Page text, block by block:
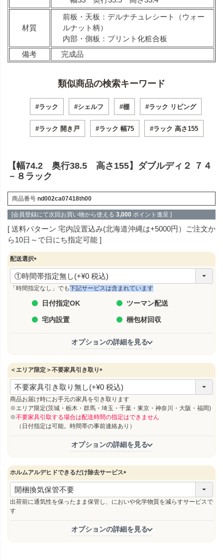
材質
前板・天板：デルナチュレシート（ウォー
ルナット柄）
内部・側板：プリント化粧合板
備考
完成品
類似商品の検索キーワード
#ラック #シェルフ #棚 #ラック リビング
#ラック 開き戸 #ラック 幅75 #ラック 高さ155
【幅74.2 奥行38.5 高さ155】ダブルディ２ ７４
－８ラック
商品番号 nd002ca07418th00
[会員登録にて次回お買い物から使える 3,000 ポイント進呈 ]
送料パターン 宅内設置込み(北海道沖縄は+5000円）ご注文か
ら10日～で日にち指定可能
配送選択
(
必
須
「時間指定なし」でも下記サービスは含まれています
日付指定OK ツーマン配送
宅内設置 梱包材回収
オプションの詳細を見る
＜エリア限定＞不要家具引き取り
(
必
須
商品お届け時にお手元の家具を引き取ります
※エリア限定(茨城・栃木・群馬・埼玉・千葉・東京・神奈川・大阪・福岡)
※不要家具引取する場合は配送時間の指定はできません
（日付指定は可能。時間帯の事前連絡あり）
オプションの詳細を見る
ホルムアルデヒドできるだけ除去サービス
(
須
出荷前に通気性を保ったまま保管し、においや化学物質を減らすサービスで
す
オプションの詳細を見る